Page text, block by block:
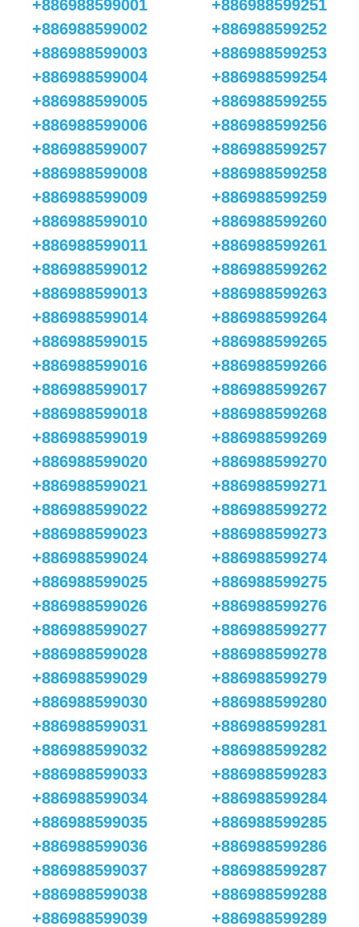
+886988599001
+886988599002
+886988599003
+886988599004
+886988599005
+886988599006
+886988599007
+886988599008
+886988599009
+886988599010
+886988599011
+886988599012
+886988599013
+886988599014
+886988599015
+886988599016
+886988599017
+886988599018
+886988599019
+886988599020
+886988599021
+886988599022
+886988599023
+886988599024
+886988599025
+886988599026
+886988599027
+886988599028
+886988599029
+886988599030
+886988599031
+886988599032
+886988599033
+886988599034
+886988599035
+886988599036
+886988599037
+886988599038
+886988599039
+886988599251
+886988599252
+886988599253
+886988599254
+886988599255
+886988599256
+886988599257
+886988599258
+886988599259
+886988599260
+886988599261
+886988599262
+886988599263
+886988599264
+886988599265
+886988599266
+886988599267
+886988599268
+886988599269
+886988599270
+886988599271
+886988599272
+886988599273
+886988599274
+886988599275
+886988599276
+886988599277
+886988599278
+886988599279
+886988599280
+886988599281
+886988599282
+886988599283
+886988599284
+886988599285
+886988599286
+886988599287
+886988599288
+886988599289